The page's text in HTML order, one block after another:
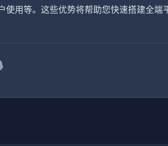
使用等。这些优势将帮助您快速搭建全端